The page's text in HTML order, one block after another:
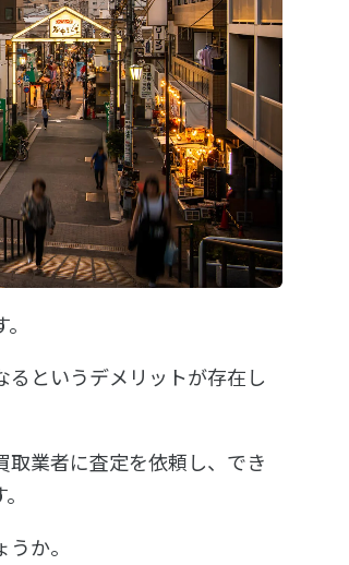
というデメリットが存在し
業者に査定を依頼し、でき
か。